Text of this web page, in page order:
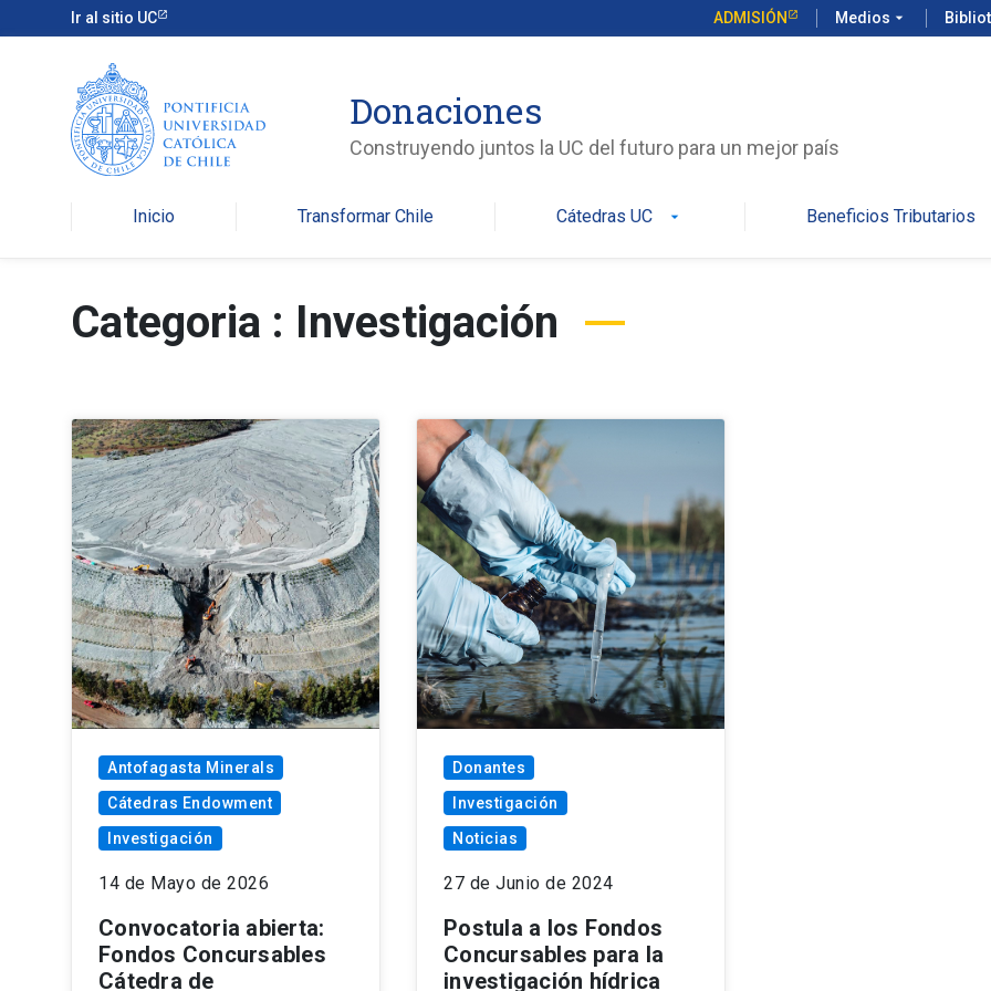
Ir al sitio UC ADMISIÓN Medios arrow_drop_down
Donaciones
Construyendo juntos la UC del futuro para un mejor país
Inicio Transformar Chile Cátedras UC arrow_drop_down Beneficios Tributarios
Categoria : Investigación
Antofagasta Minerals
Cátedras Endowment
Investigación
14 de Mayo de 2026
Convocatoria abierta:
Fondos Concursables
Cátedra de
Donantes
Investigación
Noticias
27 de Junio de 2024
Postula a los Fondos
Concursables para la
investigación hídrica